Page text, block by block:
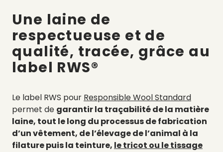
Une laine de
respectueuse et de
qualité, tracée, grâce au
label RWS®
Le label RWS pour Responsible Wool Standard
permet de garantir la traçabilité de la matière
laine, tout le long du processus de fabrication
d’un vêtement, de l’élevage de l’animal à la
filature puis la teinture, le tricot ou le tissage